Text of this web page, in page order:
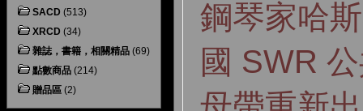
SACD (513)
XRCD (34)
雜誌，書籍，相關精品 (69)
點數商品 (214)
贈品區 (2)
鋼琴家哈
國 SWR